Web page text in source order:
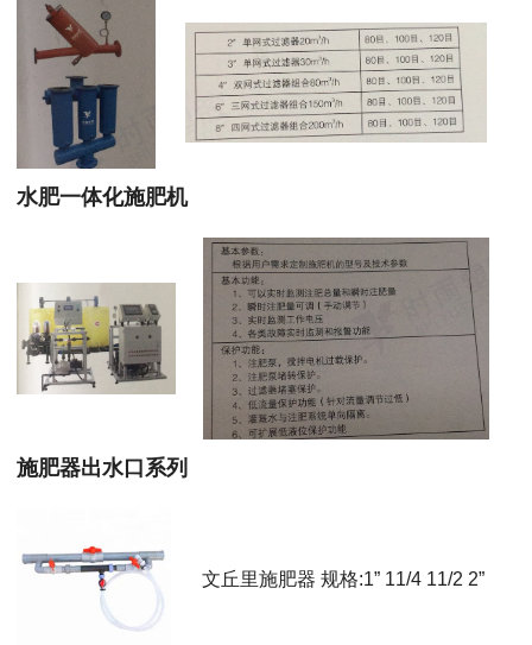
水肥一体化施肥机
施肥器出水口系列
文丘里施肥器 规格:1” 11/4 11/2 2”